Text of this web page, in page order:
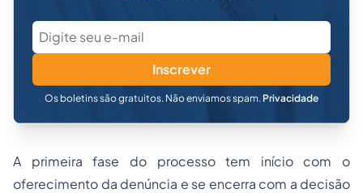
Inscrever
Os boletins são gratuitos. Não enviamos spam. Privacidade
A primeira fase do processo tem início com o
oferecimento da denúncia e se encerra com a decisão